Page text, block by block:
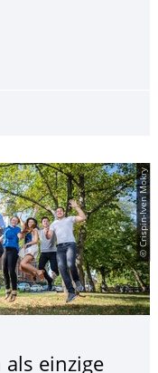
zur Zukunft der
Diplomstudiengang
© Crispin-Iven Mokry
als einzige